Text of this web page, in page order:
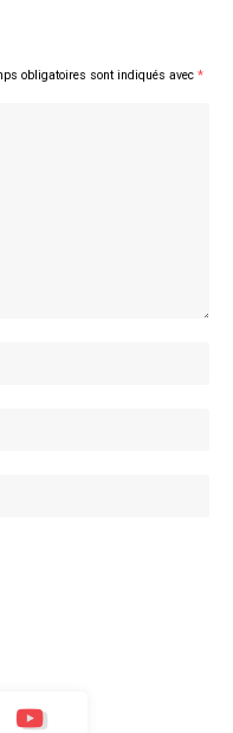
obligatoires sont indiqués avec *